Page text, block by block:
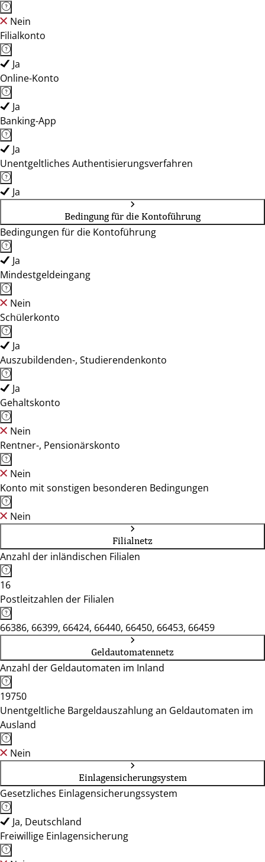
Nein
Filialkonto
Ja
Online-Konto
Ja
Banking-App
Ja
Unentgeltliches Authentisierungsverfahren
Ja
Bedingung für die Kontoführung
Bedingungen für die Kontoführung
Ja
Mindestgeldeingang
Nein
Schülerkonto
Ja
Auszubildenden-, Studierendenkonto
Ja
Gehaltskonto
Nein
Rentner-, Pensionärskonto
Nein
Konto mit sonstigen besonderen Bedingungen
Nein
Filialnetz
Anzahl der inländischen Filialen
16
Postleitzahlen der Filialen
66386, 66399, 66424, 66440, 66450, 66453, 66459
Geldautomatennetz
Anzahl der Geldautomaten im Inland
19750
Unentgeltliche Bargeldauszahlung an Geldautomaten im
Ausland
Nein
Einlagensicherungsystem
Gesetzliches Einlagensicherungssystem
Ja, Deutschland
Freiwillige Einlagensicherung